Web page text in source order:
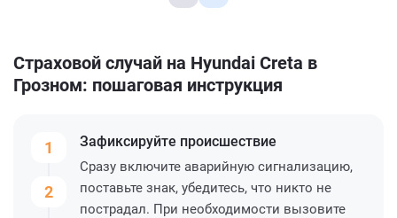
Страховой случай на Hyundai Creta в
Грозном: пошаговая инструкция
1
2
Зафиксируйте происшествие
Сразу включите аварийную сигнализацию,
поставьте знак, убедитесь, что никто не
пострадал. При необходимости вызовите